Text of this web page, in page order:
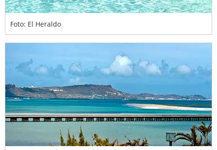
Foto: El Heraldo